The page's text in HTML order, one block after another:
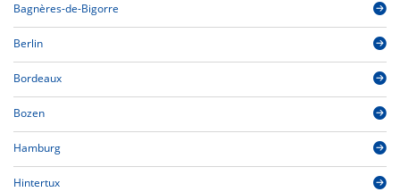
Bagnères-de-Bigorre
Berlin
Bordeaux
Bozen
Hamburg
Hintertux